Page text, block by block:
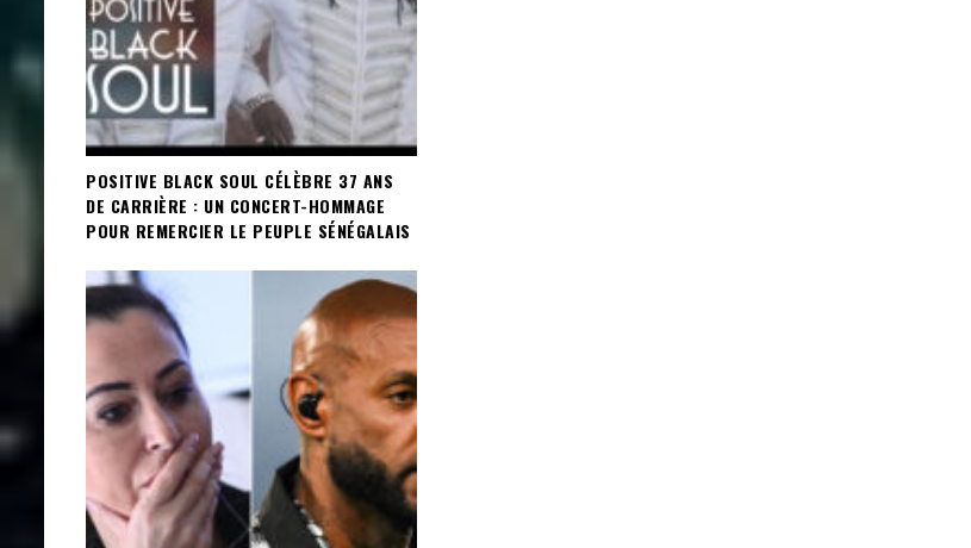
POSITIVE BLACK SOUL CÉLÈBRE 37 ANS
DE CARRIÈRE : UN CONCERT-HOMMAGE
POUR REMERCIER LE PEUPLE SÉNÉGALAIS